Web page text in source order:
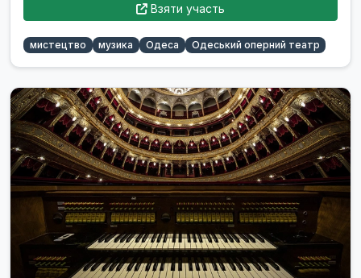
Взяти участь
мистецтво музика Одеса Одеський оперний театр